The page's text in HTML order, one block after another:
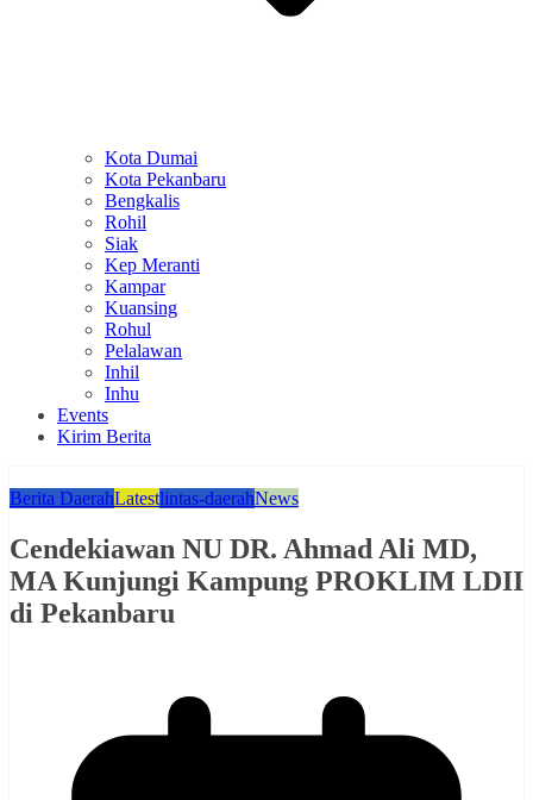
Kota Dumai
Kota Pekanbaru
Bengkalis
Rohil
Siak
Kep Meranti
Kampar
Kuansing
Rohul
Pelalawan
Inhil
Inhu
Events
Kirim Berita
Berita DaerahLatestlintas-daerahNews
Cendekiawan NU DR. Ahmad Ali MD,
MA Kunjungi Kampung PROKLIM LDII
di Pekanbaru